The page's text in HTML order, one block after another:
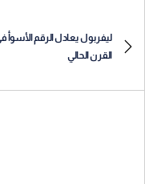
ليفربول يعادل الرقم الأسوأ
القرن الحالي